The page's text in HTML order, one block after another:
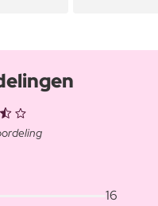
16